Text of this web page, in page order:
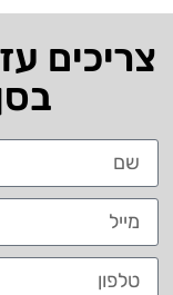
צריכים